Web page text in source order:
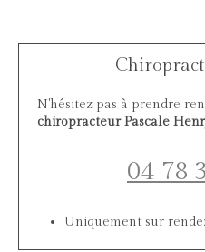
N'hésitez pas à prendre
chiropracteur Pascale
04 78
Uniquement sur